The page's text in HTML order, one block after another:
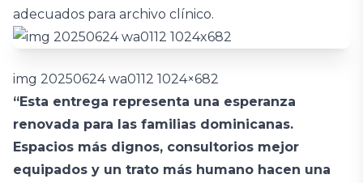
adecuados para archivo clínico.
img 20250624 wa0112 1024×682
“Esta entrega representa una esperanza
renovada para las familias dominicanas.
Espacios más dignos, consultorios mejor
equipados y un trato más humano hacen una